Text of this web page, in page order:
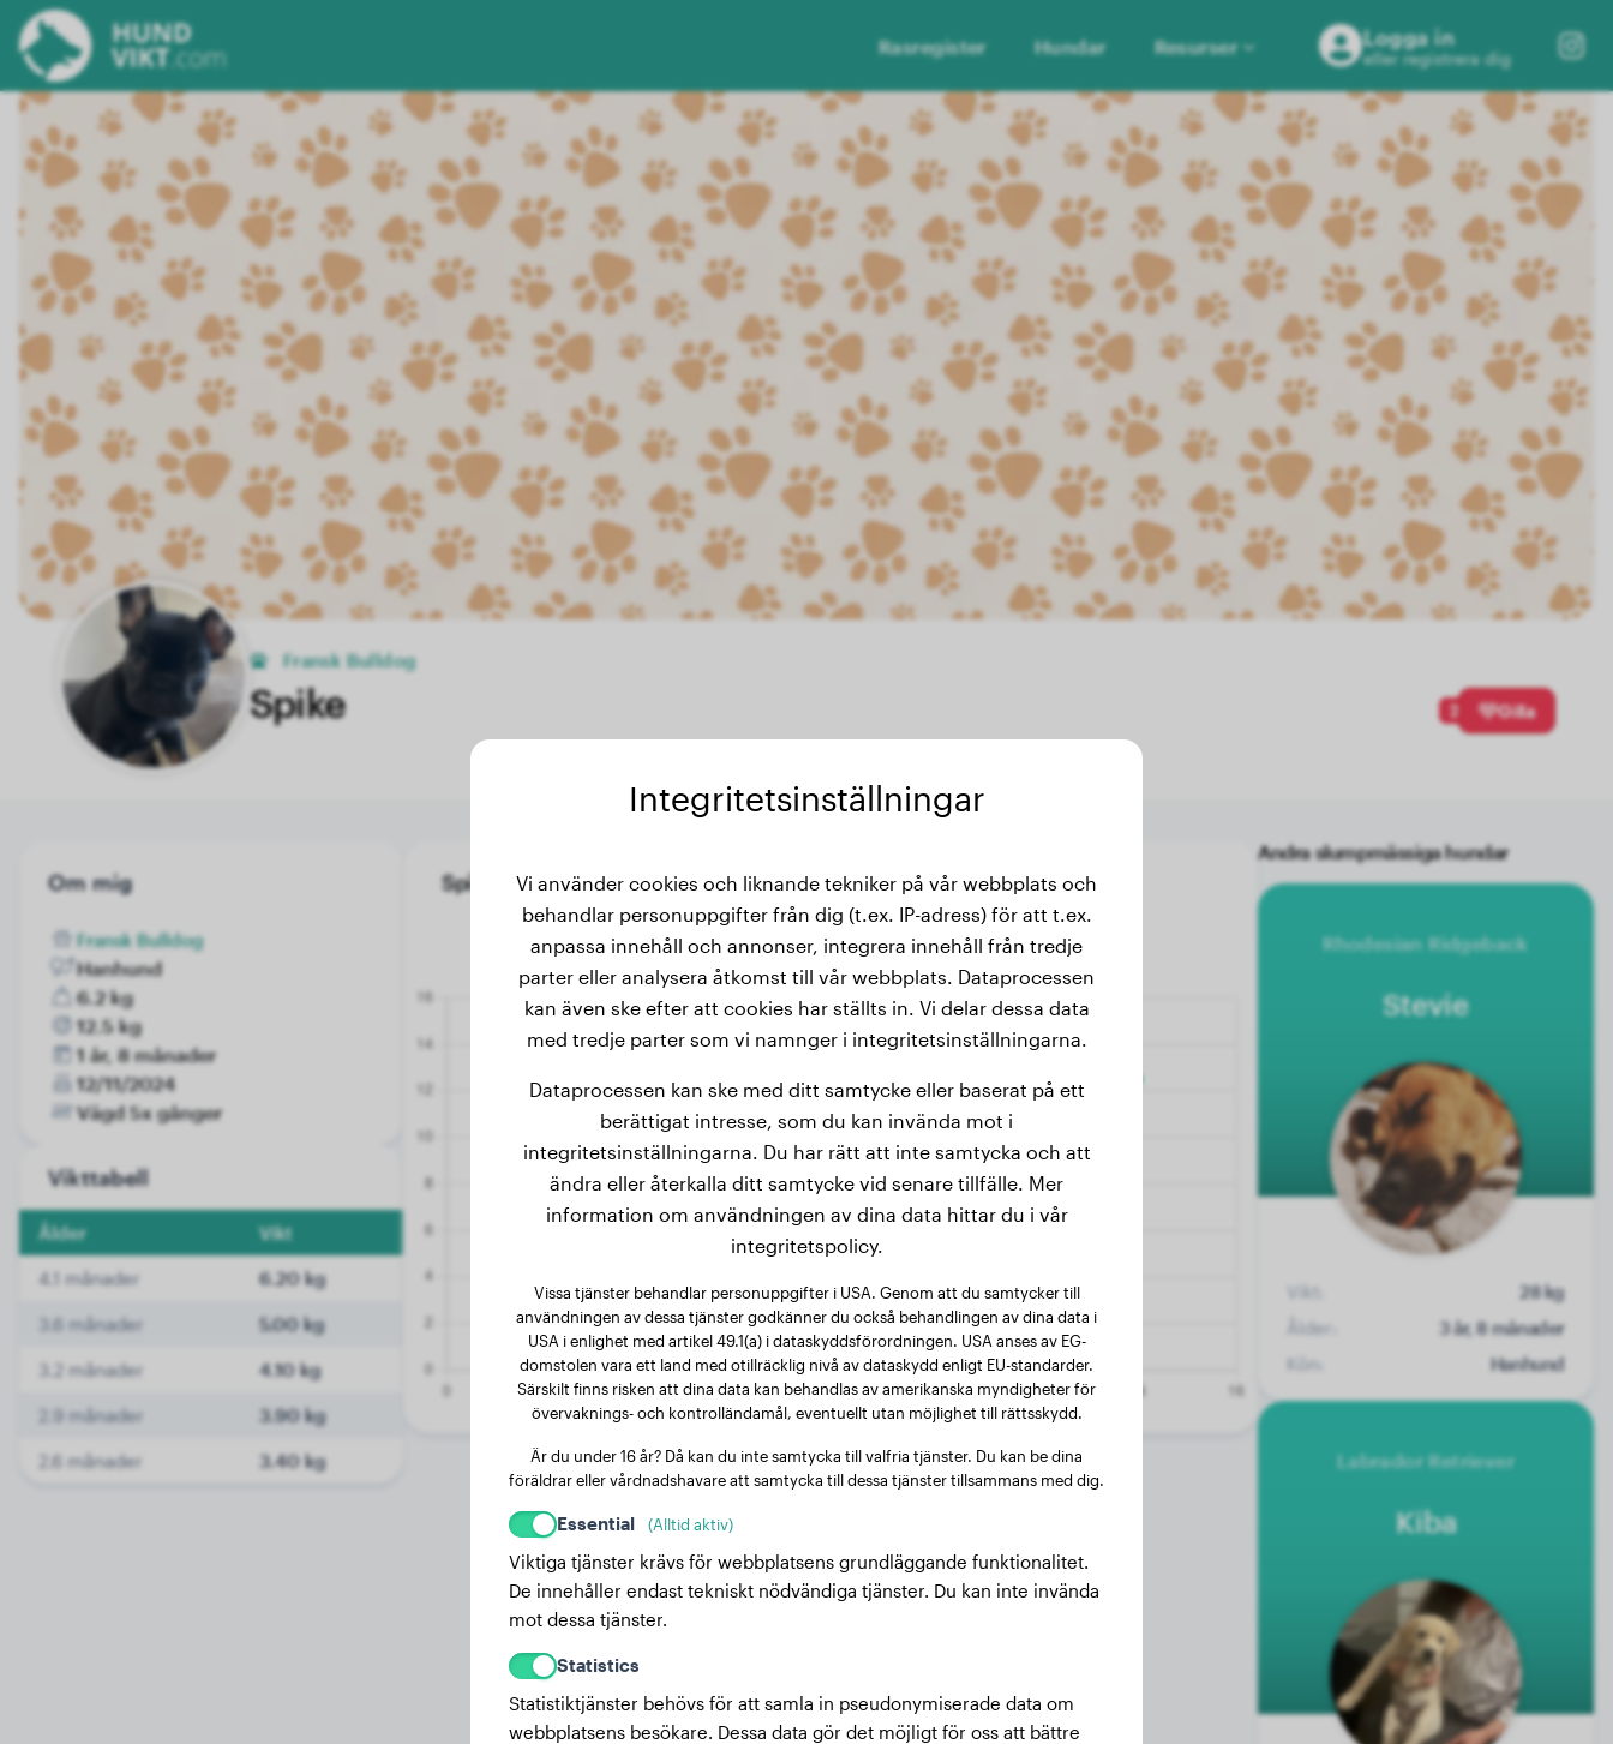
Rasregister Hundar Resurser Logga in
eller registrera dig
Fransk Bulldog
Spike 2 Gilla
Om mig
Fransk Bulldog
Hanhund
6.2 kg
12.5 kg
1 år, 8 månader
12/11/2024
Vägd 5x gånger
Vikttabell
Ålder Vikt
4.1 månader 6.20 kg
3.6 månader 5.00 kg
3.2 månader 4.10 kg
2.9 månader 3.90 kg
2.6 månader 3.40 kg
Spike's vikthistorik
Andra slumpmässiga hundar
Rhodesian Ridgeback
Stevie
Vikt:
28 kg
Ålder:
3 år, 8 månader
Kön:
Hanhund
Labrador Retriever
Kiba
Integritetsinställningar
Vi använder cookies och liknande tekniker på vår webbplats och
behandlar personuppgifter från dig (t.ex. IP-adress) för att t.ex.
anpassa innehåll och annonser, integrera innehåll från tredje
parter eller analysera åtkomst till vår webbplats. Dataprocessen
kan även ske efter att cookies har ställts in. Vi delar dessa data
med tredje parter som vi namnger i integritetsinställningarna.
Dataprocessen kan ske med ditt samtycke eller baserat på ett
berättigat intresse, som du kan invända mot i
integritetsinställningarna. Du har rätt att inte samtycka och att
ändra eller återkalla ditt samtycke vid senare tillfälle. Mer
information om användningen av dina data hittar du i vår
integritetspolicy.
Vissa tjänster behandlar personuppgifter i USA. Genom att du samtycker till
användningen av dessa tjänster godkänner du också behandlingen av dina data i
USA i enlighet med artikel 49.1(a) i dataskyddsförordningen. USA anses av EG-
domstolen vara ett land med otillräcklig nivå av dataskydd enligt EU-standarder.
Särskilt finns risken att dina data kan behandlas av amerikanska myndigheter för
övervaknings- och kontrolländamål, eventuellt utan möjlighet till rättsskydd.
Är du under 16 år? Då kan du inte samtycka till valfria tjänster. Du kan be dina
föräldrar eller vårdnadshavare att samtycka till dessa tjänster tillsammans med dig.
Essential (Alltid aktiv)
Viktiga tjänster krävs för webbplatsens grundläggande funktionalitet.
De innehåller endast tekniskt nödvändiga tjänster. Du kan inte invända
mot dessa tjänster.
Statistics
Statistiktjänster behövs för att samla in pseudonymiserade data om
webbplatsens besökare. Dessa data gör det möjligt för oss att bättre